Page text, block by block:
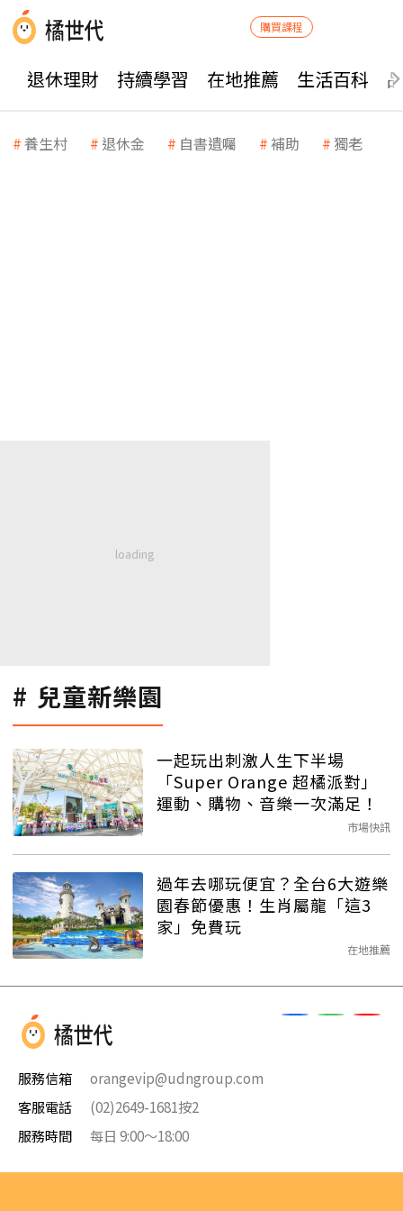
購買課程
退休理財 持續學習 在地推薦 生活百科
養生村 退休金 自書遺囑 補助 獨老
兒童新樂園
一起玩出刺激人生下半場
「Super Orange 超橘派對」
運動、購物、音樂一次滿足！
市場快訊
過年去哪玩便宜？全台6大遊樂
園春節優惠！生肖屬龍「這3
家」免費玩
在地推薦
服務信箱
orangevip@udngroup.com
客服電話
(02)2649-1681按2
服務時間
每日 9:00～18:00